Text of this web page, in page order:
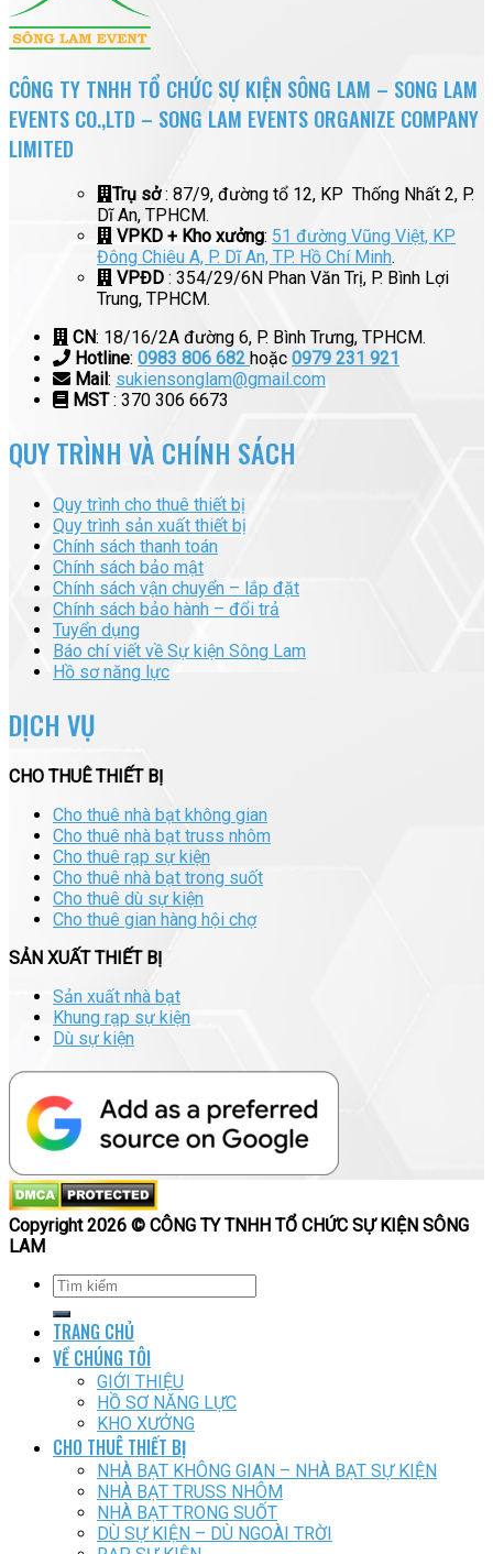
CÔNG TY TNHH TỔ CHỨC SỰ KIỆN SÔNG LAM – SONG LAM
EVENTS CO.,LTD – SONG LAM EVENTS ORGANIZE COMPANY
LIMITED
Trụ sở: 87/9, đường tổ 12, KP Thống Nhất 2, P.
Dĩ An, TPHCM.
VPKD + Kho xưởng: 51 đường Vũng Việt, KP
Đông Chiêu A, P. Dĩ An, TP. Hồ Chí Minh.
VPĐD : 354/29/6N Phan Văn Trị, P. Bình Lợi
Trung, TPHCM.
CN: 18/16/2A đường 6, P. Bình Trưng, TPHCM.
Hotline: 0983 806 682 hoặc 0979 231 921
Mail: sukiensonglam@gmail.com
MST: 370 306 6673
QUY TRÌNH VÀ CHÍNH SÁCH
Quy trình cho thuê thiết bị
Quy trình sản xuất thiết bị
Chính sách thanh toán
Chính sách bảo mật
Chính sách vận chuyển – lắp đặt
Chính sách bảo hành – đổi trả
Tuyển dụng
Báo chí viết về Sự kiện Sông Lam
Hồ sơ năng lực
DỊCH VỤ
CHO THUÊ THIẾT BỊ
Cho thuê nhà bạt không gian
Cho thuê nhà bạt truss nhôm
Cho thuê rạp sự kiện
Cho thuê nhà bạt trong suốt
Cho thuê dù sự kiện
Cho thuê gian hàng hội chợ
SẢN XUẤT THIẾT BỊ
Sản xuất nhà bạt
Khung rạp sự kiện
Dù sự kiện
Copyright 2026 © CÔNG TY TNHH TỔ CHỨC SỰ KIỆN SÔNG
LAM
TRANG CHỦ
VỀ CHÚNG TÔI
GIỚI THIỆU
HỒ SƠ NĂNG LỰC
KHO XƯỞNG
CHO THUÊ THIẾT BỊ
NHÀ BẠT KHÔNG GIAN – NHÀ BẠT SỰ KIỆN
NHÀ BẠT TRUSS NHÔM
NHÀ BẠT TRONG SUỐT
DÙ SỰ KIỆN – DÙ NGOÀI TRỜI